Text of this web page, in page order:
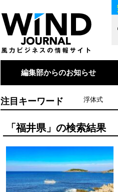
編集部からのお知らせ
注目キーワード 浮体式
「福井県」の検索結果